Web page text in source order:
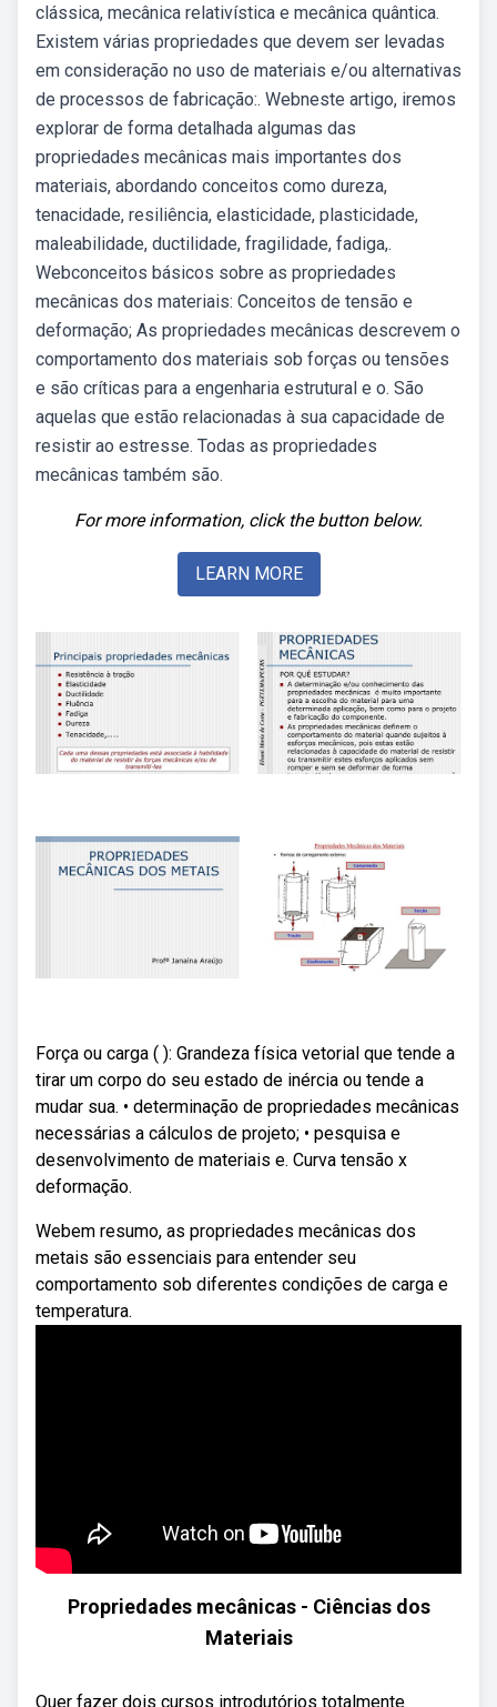
clássica, mecânica relativística e mecânica quântica.
Existem várias propriedades que devem ser levadas
em consideração no uso de materiais e/ou alternativas
de processos de fabricação:. Webneste artigo, iremos
explorar de forma detalhada algumas das
propriedades mecânicas mais importantes dos
materiais, abordando conceitos como dureza,
tenacidade, resiliência, elasticidade, plasticidade,
maleabilidade, ductilidade, fragilidade, fadiga,.
Webconceitos básicos sobre as propriedades
mecânicas dos materiais: Conceitos de tensão e
deformação; As propriedades mecânicas descrevem o
comportamento dos materiais sob forças ou tensões
e são críticas para a engenharia estrutural e o. São
aquelas que estão relacionadas à sua capacidade de
resistir ao estresse. Todas as propriedades
mecânicas também são.
For more information, click the button below.
LEARN MORE
Força ou carga ( ): Grandeza física vetorial que tende a
tirar um corpo do seu estado de inércia ou tende a
mudar sua. • determinação de propriedades mecânicas
necessárias a cálculos de projeto; • pesquisa e
desenvolvimento de materiais e. Curva tensão x
deformação.
Webem resumo, as propriedades mecânicas dos
metais são essenciais para entender seu
comportamento sob diferentes condições de carga e
temperatura.
Propriedades mecânicas - Ciências dos
Materiais
Quer fazer dois cursos introdutórios totalmente